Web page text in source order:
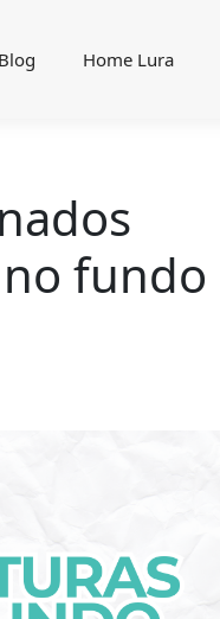
Home Lura
fundo